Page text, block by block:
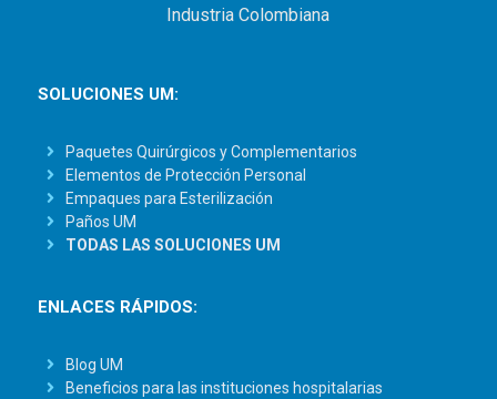
Industria Colombiana
SOLUCIONES UM:
Paquetes Quirúrgicos y Complementarios
Elementos de Protección Personal
Empaques para Esterilización
Paños UM
TODAS LAS SOLUCIONES UM
ENLACES RÁPIDOS:
Blog UM
Beneficios para las instituciones hospitalarias